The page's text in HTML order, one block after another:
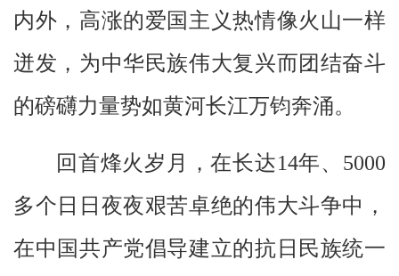
内外，高涨的爱国主义热情像火山一样
迸发，为中华民族伟大复兴而团结奋斗
的磅礴力量势如黄河长江万钧奔涌。
回首烽火岁月，在长达14年、5000
多个日日夜夜艰苦卓绝的伟大斗争中，
在中国共产党倡导建立的抗日民族统一